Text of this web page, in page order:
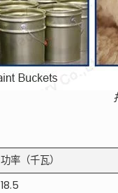
功率（千瓦）
18.5